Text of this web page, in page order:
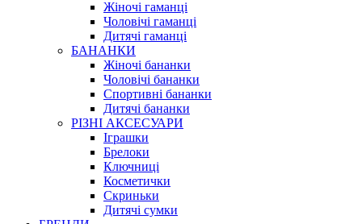
Жіночі гаманці
Чоловічі гаманці
Дитячі гаманці
БАНАНКИ
Жіночі бананки
Чоловічі бананки
Спортивні бананки
Дитячі бананки
РІЗНІ АКСЕСУАРИ
Іграшки
Брелоки
Ключниці
Косметички
Скриньки
Дитячі сумки